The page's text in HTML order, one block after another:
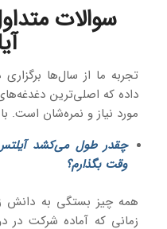
سوالات
داده که اصلی‌ترین
مورد نیاز و نمره‌شان است.
چقدر طول می‌کشد آیلتس
وقت بگذارم؟
همه چیز بستگی به دانش